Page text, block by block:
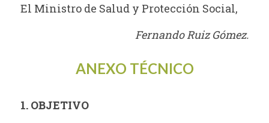
El Ministro de Salud y Protección Social,
Fernando Ruiz Gómez.
ANEXO TÉCNICO
1. OBJETIVO